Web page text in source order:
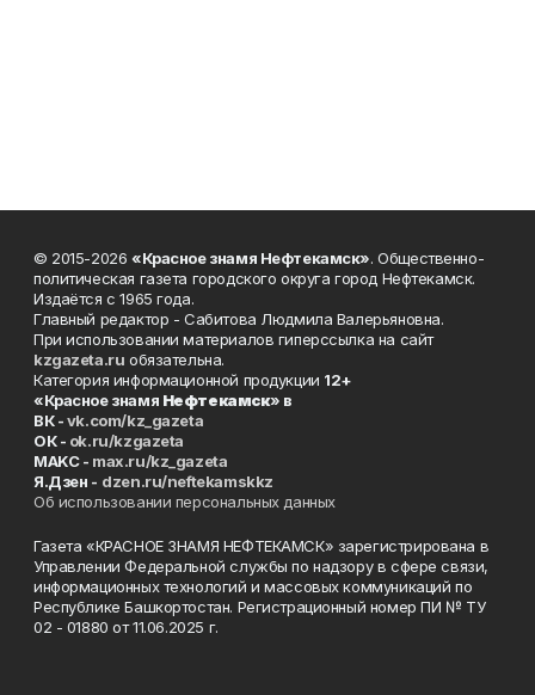
© 2015-2026 «Красное знамя Нефтекамск». Общественно-
политическая газета городского округа город Нефтекамск.
Издаётся с 1965 года.
Главный редактор - Сабитова Людмила Валерьяновна.
При использовании материалов гиперссылка на сайт
kzgazeta.ru обязательна.
Категория информационной продукции 12+
«Красное знамя Нефтекамск» в
ВК -vk.com/kz_gazeta
ОК - ok.ru/kzgazeta
MAKC - max.ru/kz_gazeta
Я.Дзен - dzen.ru/neftekamskkz
Об использовании персональных данных
Газета «КРАСНОЕ ЗНАМЯ НЕФТЕКАМСК» зарегистрирована в
Управлении Федеральной службы по надзору в сфере связи,
информационных технологий и массовых коммуникаций по
Республике Башкортостан. Регистрационный номер ПИ № ТУ
02 - 01880 от 11.06.2025 г.